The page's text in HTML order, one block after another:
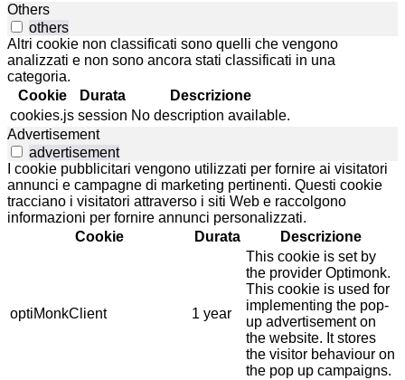
Others
others
Altri cookie non classificati sono quelli che vengono
analizzati e non sono ancora stati classificati in una
categoria.
Cookie
Durata
Descrizione
cookies.js session No description available.
Advertisement
advertisement
I cookie pubblicitari vengono utilizzati per fornire ai visitatori
annunci e campagne di marketing pertinenti. Questi cookie
tracciano i visitatori attraverso i siti Web e raccolgono
informazioni per fornire annunci personalizzati.
Cookie
Durata Descrizione
optiMonkClient 1 year
This cookie is set by
the provider Optimonk.
This cookie is used for
implementing the pop-
up advertisement on
the website. It stores
the visitor behaviour on
the pop up campaigns.